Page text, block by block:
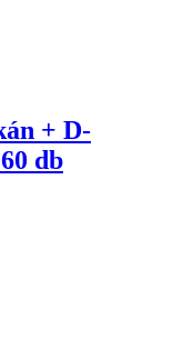
+ D-
db